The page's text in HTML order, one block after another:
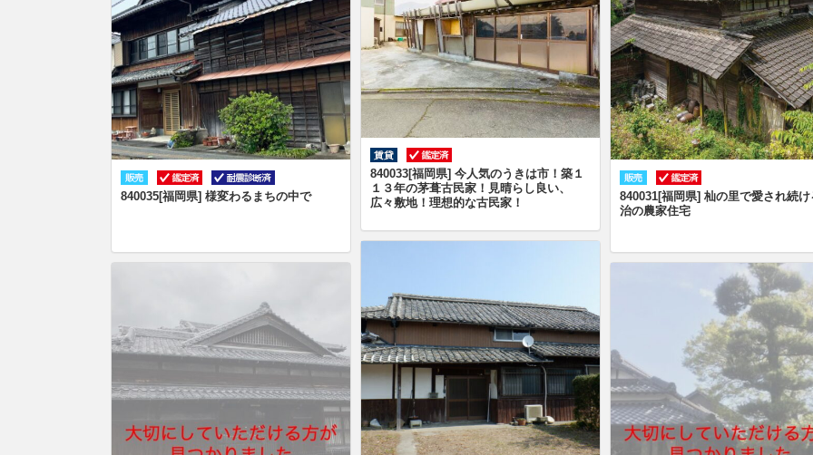
840035[福岡県] 様変わるまちの中で
840033[福岡県] 今人気のうきは市！築１
１３年の茅葺古民家！見晴らし良い、
広々敷地！理想的な古民家！
840031[福岡県] 杣の里で愛され続け
治の農家住宅